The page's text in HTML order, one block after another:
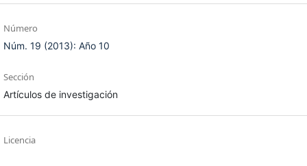
Número
Núm. 19 (2013): Año 10
Sección
Artículos de investigación
Licencia